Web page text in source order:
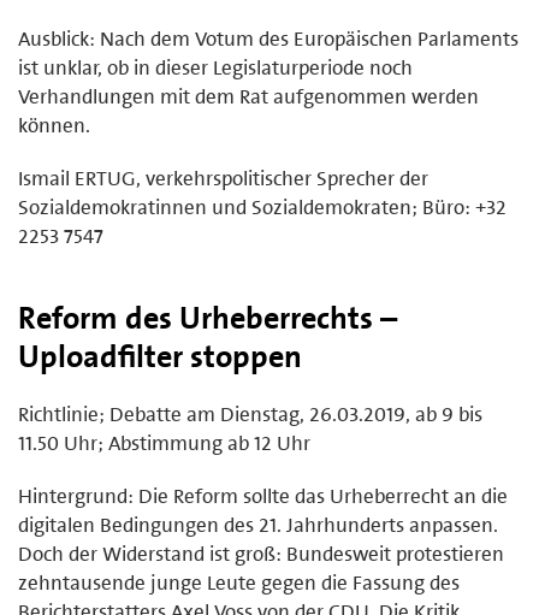
Ausblick: Nach dem Votum des Europäischen Parlaments
ist unklar, ob in dieser Legislaturperiode noch
Verhandlungen mit dem Rat aufgenommen werden
können.
Ismail ERTUG, verkehrspolitischer Sprecher der
Sozialdemokratinnen und Sozialdemokraten; Büro: +32
2253 7547
Reform des Urheberrechts –
Uploadfilter stoppen
Richtlinie; Debatte am Dienstag, 26.03.2019, ab 9 bis
11.50 Uhr; Abstimmung ab 12 Uhr
Hintergrund: Die Reform sollte das Urheberrecht an die
digitalen Bedingungen des 21. Jahrhunderts anpassen.
Doch der Widerstand ist groß: Bundesweit protestieren
zehntausende junge Leute gegen die Fassung des